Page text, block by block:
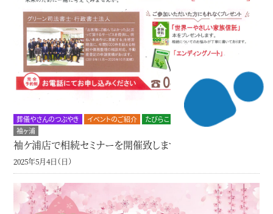
葬儀やさんのつぶやき イベントのご紹介 たびらこ 終活のご案内
木更津
袖ヶ浦
袖ケ浦店で相続セミナーを開催致します
2025年5月4日（日）